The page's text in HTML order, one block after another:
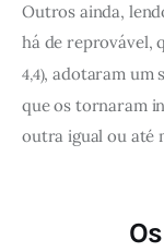
Outros ainda,
há de reprovável,
4,4), adotaram um
que os tornaram
outra igual ou até